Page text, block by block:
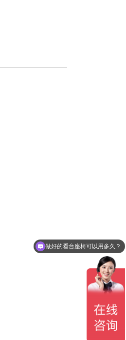
做好的看台座椅可以用多久？
看台座椅有哪几种可以选？